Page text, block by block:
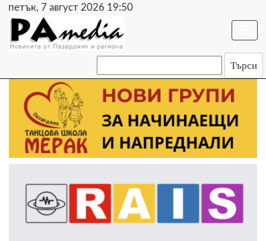
петък, 7 август 2026 19:50